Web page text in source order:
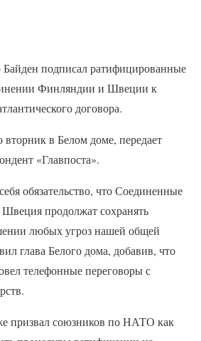
подписал ратифицированные
Финляндии и Швеции к
договора.
в Белом доме, передает
«Главпоста».
обязательство, что Соединенные
продолжат сохранять
любых угроз нашей общей
глава Белого дома, добавив, что
телефонные переговоры с
призвал союзников по НАТО как